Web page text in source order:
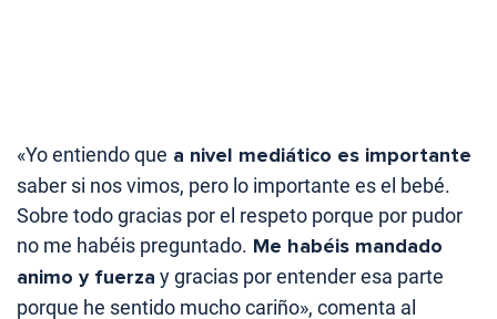
«Yo entiendo que a nivel mediático es importante
saber si nos vimos, pero lo importante es el bebé.
Sobre todo gracias por el respeto porque por pudor
no me habéis preguntado. Me habéis mandado
animo y fuerza y gracias por entender esa parte
porque he sentido mucho cariño», comenta al